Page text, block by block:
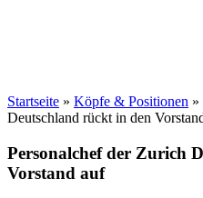
Startseite » Köpfe & Positionen »
Deutschland rückt in den
Personalchef der Zurich
Vorstand auf